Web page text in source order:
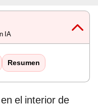
IA
Resumen
en el interior de